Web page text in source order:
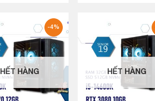
-4%
HẾT HÀNG HẾT HÀNG